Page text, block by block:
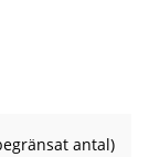
antal)